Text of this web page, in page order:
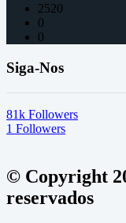
2520
0
0
Siga-Nos
81k Followers
1 Followers
© Copyright
reservados